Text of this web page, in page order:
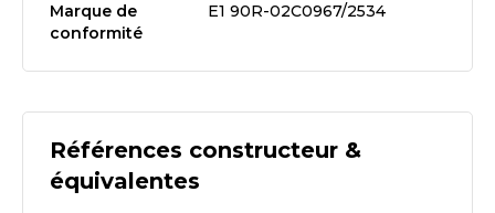
Marque de
conformité
E1 90R-02C0967/2534
Références constructeur &
équivalentes